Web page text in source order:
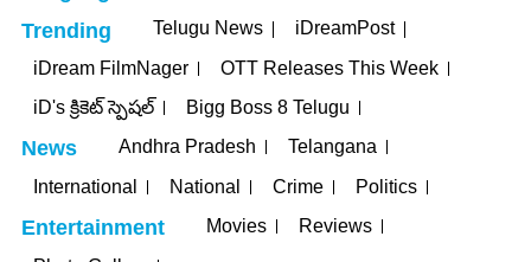
Trending Telugu News
iDreamPost
iDream FilmNager
OTT Releases This Week
iD's క్రికెట్ స్పెషల్
Bigg Boss 8 Telugu
News Andhra Pradesh
Telangana
International
National Crime Politics
Entertainment Movies
Reviews